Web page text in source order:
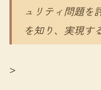
ュリティ問題を
を知り、実現す
>